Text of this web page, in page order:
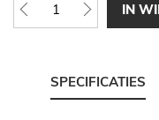
IN
SPECIFICATIES